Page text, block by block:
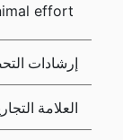
effort.
إرشادات
العلامة